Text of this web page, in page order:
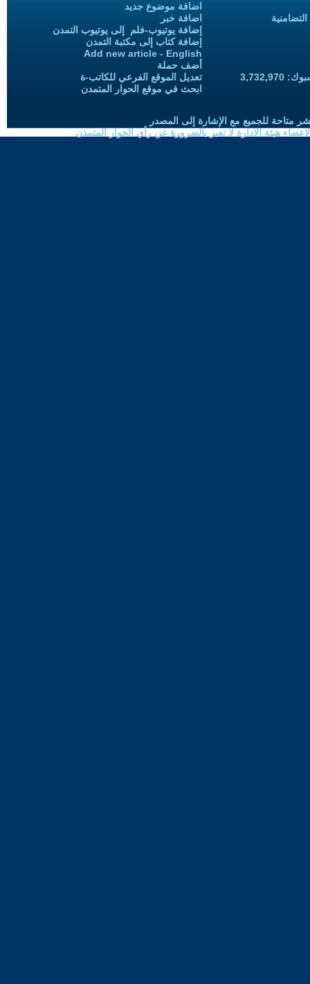
اضافة موضوع جديد
اضافة خبر
إضافة يوتيوب-فلم إلى يوتيوب التمدن
إضافة كتاب إلى مكتبة التمدن
Add new article - English
أضف حملة
تعديل الموقع الفرعي للكاتب-ة
ابحث في موقع الحوار المتمدن
متاحة للجميع مع الإشارة إلى المصدر
هيئة الادارة لا تعبر بالضرورة عن رأي الحوار المتمدن